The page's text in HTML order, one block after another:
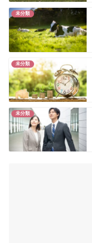
未分類
未分類
未分類